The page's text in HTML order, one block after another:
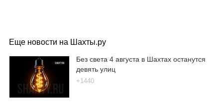
Еще новости на Шахты.ру
Без света 4 августа в Шахтах останутся
девять улиц
+1440